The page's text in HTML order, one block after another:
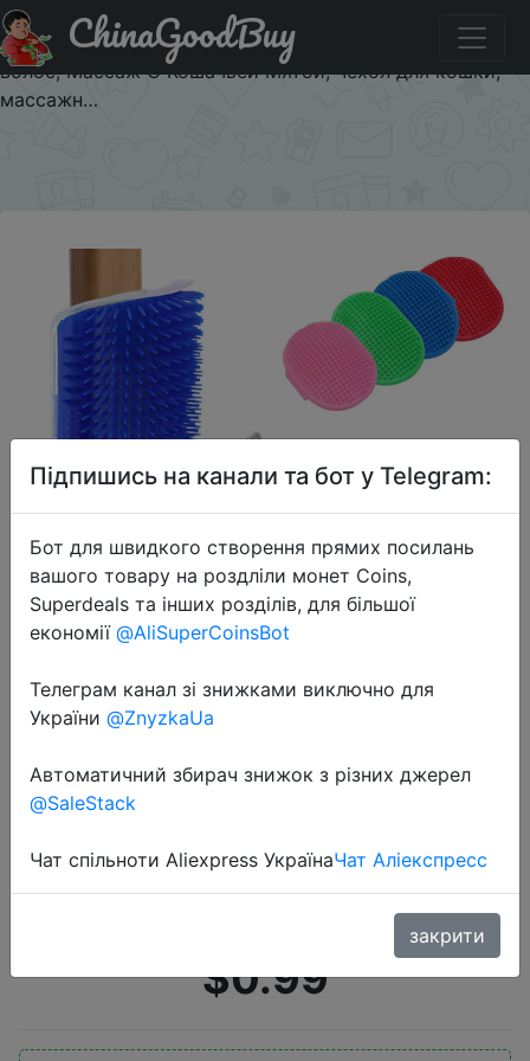
Купити по знижці $1/1 Угловая Массажная щетка для
кошек, самостоятельный уход, расческа для удаления
волос, Массаж С Кошачьей Мятой, чехол для кошки,
массажн…
ChinaGoodBuy
2022-05-04
кошек, самостоятельный уход,
расческа для удаления волос,
Массаж С Кошачьей Мятой, чехол
для кошки, массажн…
$0.99
Підпишись на канали та бот у Telegram:
Бот для швидкого створення прямих посилань
вашого товару на роздліли монет Coins,
Superdeals та інших розділів, для більшої
економії @AliSuperCoinsBot
Телеграм канал зі знижками виключно для
України @ZnyzkaUa
Автоматичний збирач знижок з різних джерел
@SaleStack
Чат спільноти Aliexpress УкраїнаЧат Аліекспресс
закрити